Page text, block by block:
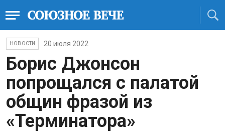
НОВОСТИ 20 июля 2022
Борис Джонсон
попрощался с палатой
общин фразой из
«Терминатора»